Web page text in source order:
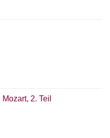
2. Teil